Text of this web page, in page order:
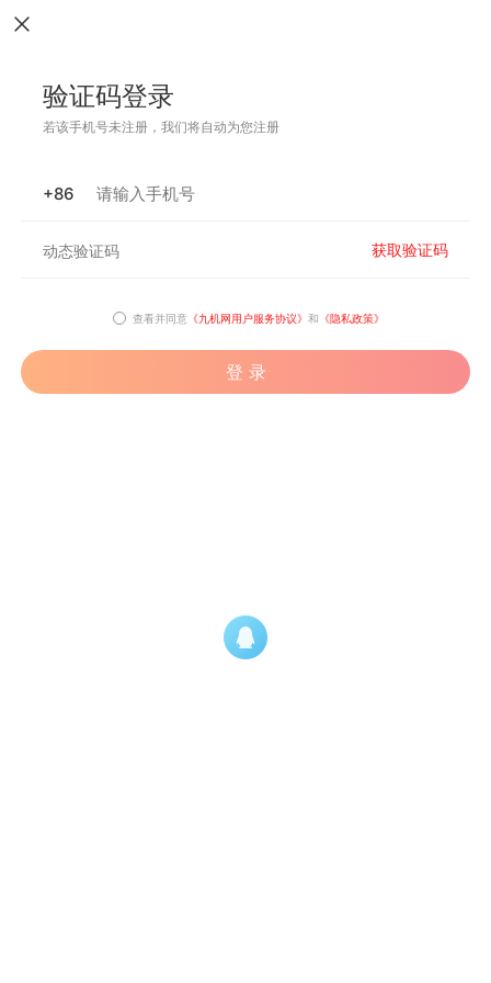
验证码登录
若该手机号未注册，我们将自动为您注册
+86
获取验证码
查看并同意 《九机网用户服务协议》 和 《隐私政策》
登 录